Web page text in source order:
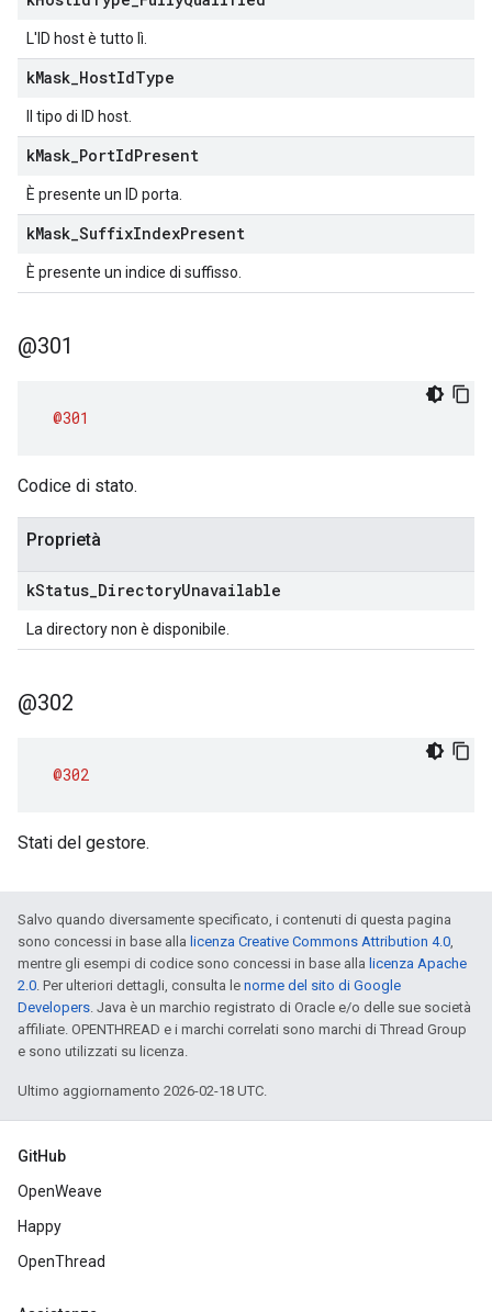
L'ID host è tutto lì.
kMask HostIdType
Il tipo di ID host.
kMask PortIdPresent
È presente un ID porta.
kMask SuffixIndexPresent
È presente un indice di suffisso.
@301
@301
Codice di stato.
Proprietà
kStatus DirectoryUnavailable
La directory non è disponibile.
@302
@302
Stati del gestore.
Salvo quando diversamente specificato, i contenuti di questa pagina
sono concessi in base alla licenza Creative Commons Attribution 4.0,
mentre gli esempi di codice sono concessi in base alla licenza Apache
2.0. Per ulteriori dettagli, consulta le norme del sito di Google
Developers. Java è un marchio registrato di Oracle e/o delle sue società
affiliate. OPENTHREAD e i marchi correlati sono marchi di Thread Group
e sono utilizzati su licenza.
Ultimo aggiornamento 2026-02-18 UTC.
GitHub
OpenWeave
Happy
OpenThread